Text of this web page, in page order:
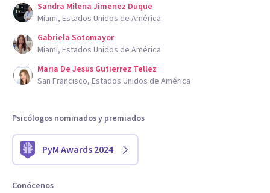
Sandra Milena Jimenez Duque
Miami, Estados Unidos de América
Gabriela Sotomayor
Miami, Estados Unidos de América
Maria De Jesus Gutierrez Tellez
San Francisco, Estados Unidos de América
Psicólogos nominados y premiados
PyM Awards 2024
Conócenos